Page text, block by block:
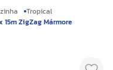
Tropical
ZigZag Mármore